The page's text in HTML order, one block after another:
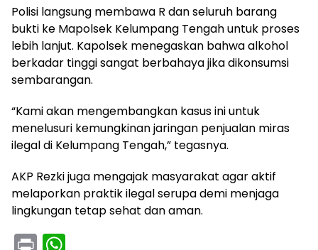
Polisi langsung membawa R dan seluruh barang
bukti ke Mapolsek Kelumpang Tengah untuk proses
lebih lanjut. Kapolsek menegaskan bahwa alkohol
berkadar tinggi sangat berbahaya jika dikonsumsi
sembarangan.
“Kami akan mengembangkan kasus ini untuk
menelusuri kemungkinan jaringan penjualan miras
ilegal di Kelumpang Tengah,” tegasnya.
AKP Rezki juga mengajak masyarakat agar aktif
melaporkan praktik ilegal serupa demi menjaga
lingkungan tetap sehat dan aman.